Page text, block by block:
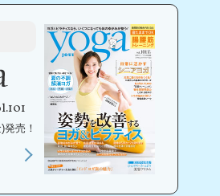
発売！